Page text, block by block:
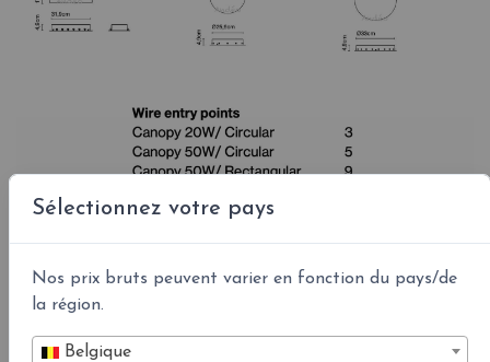
Sélectionnez votre pays
Nos prix bruts peuvent varier en fonction du pays/de
la région.
Belgique
Couleurs led °K